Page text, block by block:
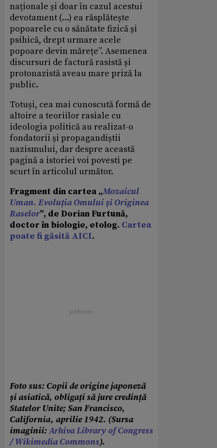
naționale și doar în cazul acestui
devotament (...) ea răsplătește
popoarele cu o sănătate fizică și
psihică, drept urmare acele
popoare devin mărețe”. Asemenea
discursuri de factură rasistă și
protonazistă aveau mare priză la
public.
Totuși, cea mai cunoscută formă de
altoire a teoriilor rasiale cu
ideologia politică au realizat-o
fondatorii și propagandiștii
nazismului, dar despre această
pagină a istoriei voi povesti pe
scurt în articolul următor.
Fragment din cartea „Mozaicul
Uman. Evoluția Omului și Originea
Raselor”, de Dorian Furtună,
doctor în biologie, etolog. Cartea
poate fi găsită AICI.
Foto sus: Copii de origine japoneză
și asiatică, obligați să jure credință
Statelor Unite; San Francisco,
California, aprilie 1942. (Sursa
imaginii:Arhiva Library of Congress
/ Wikimedia Commons).